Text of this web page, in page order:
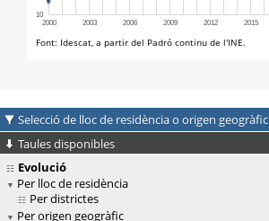
Selecció de lloc de residència o origen geogràfic
Taules disponibles
Evolució
Per lloc de residència
Per districtes
Per origen geogràfic